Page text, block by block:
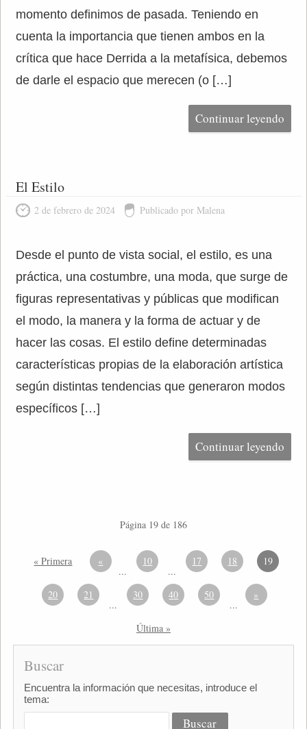
momento definimos de pasada. Teniendo en
cuenta la importancia que tienen ambos en la
crítica que hace Derrida a la metafísica, debemos
de darle el espacio que merecen (o […]
Continuar leyendo
El Estilo
2 de febrero de 2024 Publicado por Malena
Desde el punto de vista social, el estilo, es una
práctica, una costumbre, una moda, que surge de
figuras representativas y públicas que modifican
el modo, la manera y la forma de actuar y de
hacer las cosas. El estilo define determinadas
características propias de la elaboración artística
según distintas tendencias que generaron modos
específicos […]
Continuar leyendo
Página 19 de 186
« Primera «
...
10
...
17 18 19
20 21
...
30 40 50
...
»
Última »
Buscar
Encuentra la información que necesitas, introduce el
tema: